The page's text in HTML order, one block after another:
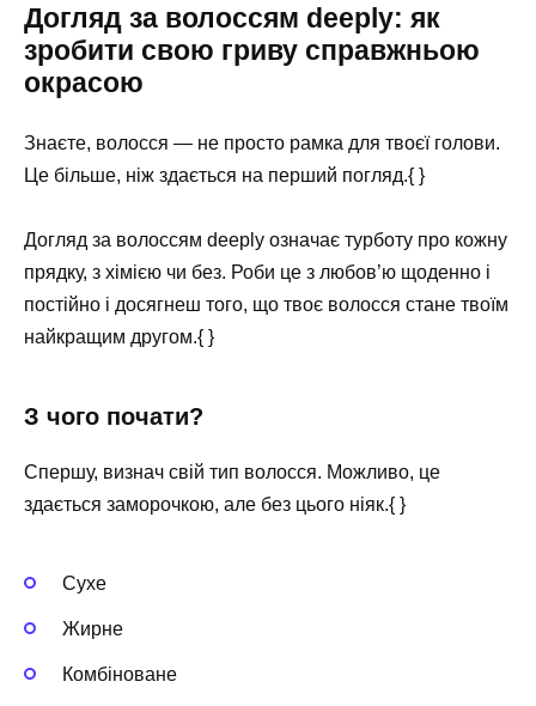
Догляд за волоссям deeply: як
зробити свою гриву справжньою
окрасою
Знаєте, волосся — не просто рамка для твоєї голови.
Це більше, ніж здається на перший погляд.{ }
Догляд за волоссям deeply означає турботу про кожну
прядку, з хімією чи без. Роби це з любов’ю щоденно і
постійно і досягнеш того, що твоє волосся стане твоїм
найкращим другом.{ }
З чого почати?
Спершу, визнач свій тип волосся. Можливо, це
здається заморочкою, але без цього ніяк.{ }
Сухе
Жирне
Комбіноване